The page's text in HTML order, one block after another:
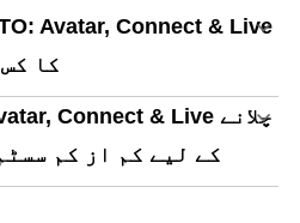
کا
کے لیے کم از کم